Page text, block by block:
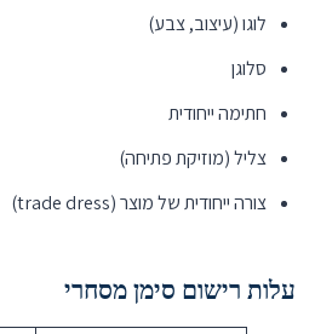
לוגו (עיצוב, צבע)
סלוגן
חתימה ייחודית
צליל (מוזיקת פתיחה)
צורה ייחודית של מוצר (trade dress)
עלות רישום סימן מסחרי